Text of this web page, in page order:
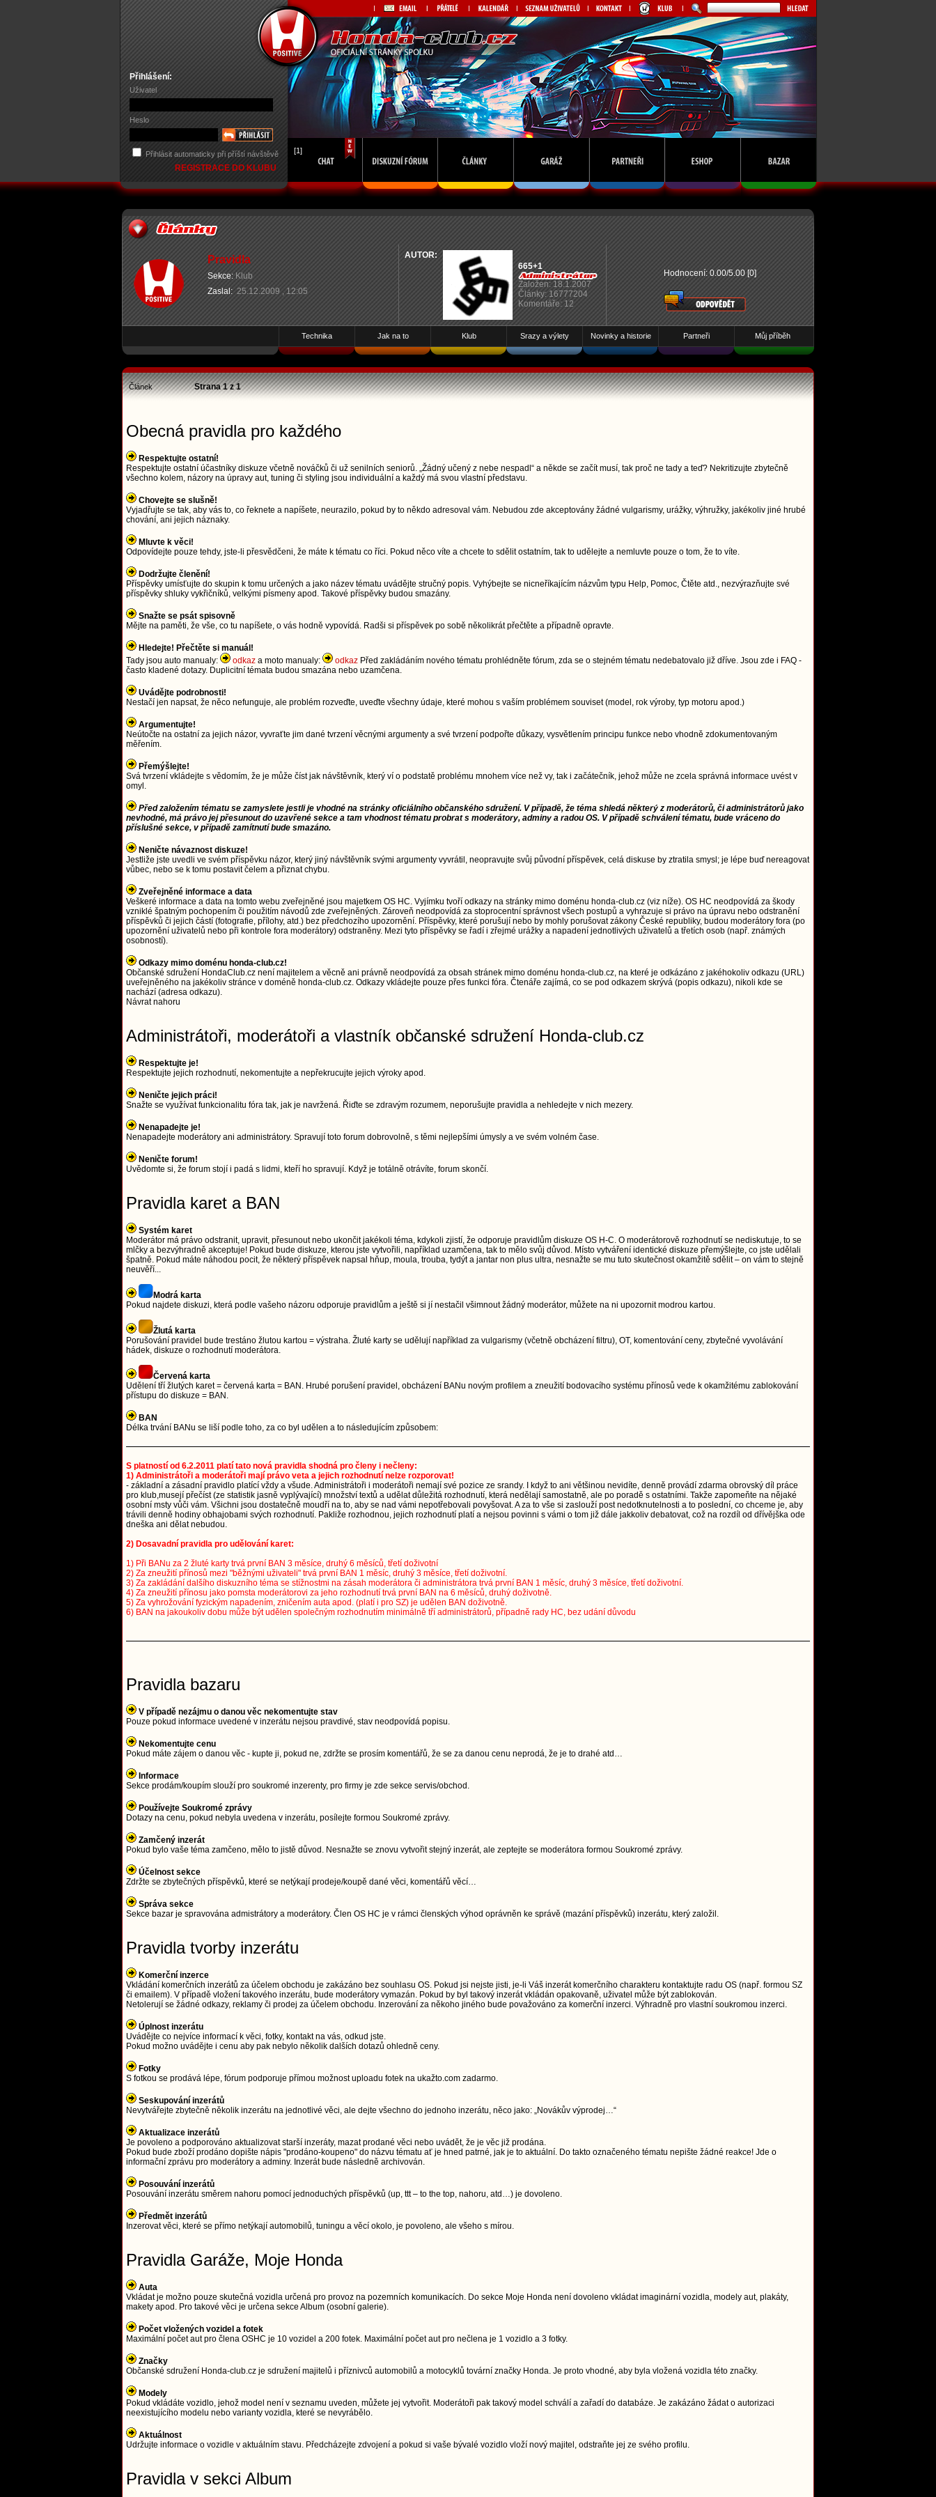
Přihlášení:
Uživatel
Heslo
Přihlásit automaticky při příští návštěvě
REGISTRACE DO KLUBU
[1]
Pravidla
Sekce: Klub
Zaslal: 25.12.2009 , 12:05
AUTOR:
665+1
Založen: 18.1.2007
Články: 16777204
Komentáře: 12
Hodnocení: 0.00/5.00 [0]
Technika Jak na to Klub Srazy a výlety Novinky a historie Partneři Můj příběh
Článek Strana1z1
Obecná pravidla pro každého
Respektujte ostatní!
Respektujte ostatní účastníky diskuze včetně nováčků či už senilních seniorů. „Žádný učený z nebe nespadl“ a někde se začít musí, tak proč ne tady a teď? Nekritizujte zbytečně
všechno kolem, názory na úpravy aut, tuning či styling jsou individuální a každý má svou vlastní představu.
Chovejte se slušně!
Vyjadřujte se tak, aby vás to, co řeknete a napíšete, neurazilo, pokud by to někdo adresoval vám. Nebudou zde akceptovány žádné vulgarismy, urážky, výhružky, jakékoliv jiné hrubé
chování, ani jejich náznaky.
Mluvte k věci!
Odpovídejte pouze tehdy, jste-li přesvědčeni, že máte k tématu co říci. Pokud něco víte a chcete to sdělit ostatním, tak to udělejte a nemluvte pouze o tom, že to víte.
Dodržujte členění!
Příspěvky umísťujte do skupin k tomu určených a jako název tématu uvádějte stručný popis. Vyhýbejte se nicneříkajícím názvům typu Help, Pomoc, Čtěte atd., nezvýrazňujte své
příspěvky shluky vykřičníků, velkými písmeny apod. Takové příspěvky budou smazány.
Snažte se psát spisovně
Mějte na paměti, že vše, co tu napíšete, o vás hodně vypovídá. Radši si příspěvek po sobě několikrát přečtěte a případně opravte.
Hledejte! Přečtěte si manuál!
Tady jsou auto manualy:
odkaz a moto manualy: odkaz Před zakládáním nového tématu prohlédněte fórum, zda se o stejném tématu nedebatovalo již dříve. Jsou zde i FAQ -
často kladené dotazy. Duplicitní témata budou smazána nebo uzamčena.
Uvádějte podrobnosti!
Nestačí jen napsat, že něco nefunguje, ale problém rozveďte, uveďte všechny údaje, které mohou s vaším problémem souviset (model, rok výroby, typ motoru apod.)
Argumentujte!
Neútočte na ostatní za jejich názor, vyvraťte jim dané tvrzení věcnými argumenty a své tvrzení podpořte důkazy, vysvětlením principu funkce nebo vhodně zdokumentovaným
měřením.
Přemýšlejte!
Svá tvrzení vkládejte s vědomím, že je může číst jak návštěvník, který ví o podstatě problému mnohem více než vy, tak i začátečník, jehož může ne zcela správná informace uvést v
omyl.
Před založením tématu se zamyslete jestli je vhodné na stránky oficiálního občanského sdružení. V případě, že téma shledá některý z moderátorů, či administrátorů jako
nevhodné, má právo jej přesunout do uzavřené sekce a tam vhodnost tématu probrat s moderátory, adminy a radou OS. V případě schválení tématu, bude vráceno do
příslušné sekce, v případě zamítnutí bude smazáno.
Neničte návaznost diskuze!
Jestliže jste uvedli ve svém příspěvku názor, který jiný návštěvník svými argumenty vyvrátil, neopravujte svůj původní příspěvek, celá diskuse by ztratila smysl; je lépe buď nereagovat
vůbec, nebo se k tomu postavit čelem a přiznat chybu.
Zveřejněné informace a data
Veškeré informace a data na tomto webu zveřejněné jsou majetkem OS HC. Vyjímku tvoří odkazy na stránky mimo doménu honda-club.cz (viz níže). OS HC neodpovídá za škody
vzniklé špatným pochopením či použitím návodů zde zveřejněných. Zároveň neodpovídá za stoprocentní správnost všech postupů a vyhrazuje si právo na úpravu nebo odstranění
příspěvků či jejich částí (fotografie, přílohy, atd.) bez předchozího upozornění. Příspěvky, které porušují nebo by mohly porušovat zákony České republiky, budou moderátory fora (po
upozornění uživatelů nebo při kontrole fora moderátory) odstraněny. Mezi tyto příspěvky se řadí i zřejmé urážky a napadení jednotlivých uživatelů a třetích osob (např. známých
osobností).
Odkazy mimo doménu honda-club.cz!
Občanské sdružení HondaClub.cz není majitelem a věcně ani právně neodpovídá za obsah stránek mimo doménu honda-club.cz, na které je odkázáno z jakéhokoliv odkazu (URL)
uveřejněného na jakékoliv stránce v doméně honda-club.cz. Odkazy vkládejte pouze přes funkci fóra. Čtenáře zajímá, co se pod odkazem skrývá (popis odkazu), nikoli kde se
nachází (adresa odkazu).
Návrat nahoru
Administrátoři, moderátoři a vlastník občanské sdružení Honda-club.cz
Respektujte je!
Respektujte jejich rozhodnutí, nekomentujte a nepřekrucujte jejich výroky apod.
Neničte jejich práci!
Snažte se využívat funkcionalitu fóra tak, jak je navržená. Řiďte se zdravým rozumem, neporušujte pravidla a nehledejte v nich mezery.
Nenapadejte je!
Nenapadejte moderátory ani administrátory. Spravují toto forum dobrovolně, s těmi nejlepšími úmysly a ve svém volném čase.
Neničte forum!
Uvědomte si, že forum stojí i padá s lidmi, kteří ho spravují. Když je totálně otrávíte, forum skončí.
Pravidla karet a BAN
Systém karet
Moderátor má právo odstranit, upravit, přesunout nebo ukončit jakékoli téma, kdykoli zjistí, že odporuje pravidlům diskuze OS H-C. O moderátorově rozhodnutí se nediskutuje, to se
mlčky a bezvýhradně akceptuje! Pokud bude diskuze, kterou jste vytvořili, například uzamčena, tak to mělo svůj důvod. Místo vytváření identické diskuze přemýšlejte, co jste udělali
špatně. Pokud máte náhodou pocit, že některý příspěvek napsal hňup, moula, trouba, tydýt a jantar non plus ultra, nesnažte se mu tuto skutečnost okamžitě sdělit – on vám to stejně
neuvěří...
Modrá karta
Pokud najdete diskuzi, která podle vašeho názoru odporuje pravidlům a ještě si jí nestačil všimnout žádný moderátor, můžete na ni upozornit modrou kartou.
Žlutá karta
Porušování pravidel bude trestáno žlutou kartou = výstraha. Žluté karty se udělují například za vulgarismy (včetně obcházení filtru), OT, komentování ceny, zbytečné vyvolávání
hádek, diskuze o rozhodnutí moderátora.
Červená karta
Udělení tří žlutých karet = červená karta = BAN. Hrubé porušení pravidel, obcházení BANu novým profilem a zneužití bodovacího systému přínosů vede k okamžitému zablokování
přístupu do diskuze = BAN.
BAN
Délka trvání BANu se liší podle toho, za co byl udělen a to následujícím způsobem:
S platností od 6.2.2011 platí tato nová pravidla shodná pro členy i nečleny:
1) Administrátoři a moderátoři mají právo veta a jejich rozhodnutí nelze rozporovat!
- základní a zásadní pravidlo platící vždy a všude. Administrátoři i moderátoři nemají své pozice ze srandy. I když to ani většinou nevidíte, denně provádí zdarma obrovský díl práce
pro klub,musejí přečíst (ze statistik jasně vyplývající) množství textů a udělat důležitá rozhodnutí, která nedělají samostatně, ale po poradě s ostatními. Takže zapomeňte na nějaké
osobní msty vůči vám. Všichni jsou dostatečně moudří na to, aby se nad vámi nepotřebovali povyšovat. A za to vše si zaslouží post nedotknutelnosti a to poslední, co chceme je, aby
trávili denně hodiny obhajobami svých rozhodnutí. Pakliže rozhodnou, jejich rozhodnutí platí a nejsou povinni s vámi o tom již dále jakkoliv debatovat, což na rozdíl od dřívějška ode
dneška ani dělat nebudou.
2) Dosavadní pravidla pro udělování karet:
1) Při BANu za 2 žluté karty trvá první BAN 3 měsíce, druhý 6 měsíců, třetí doživotní
2) Za zneužití přínosů mezi "běžnými uživateli" trvá první BAN 1 měsíc, druhý 3 měsíce, třetí doživotní.
3) Za zakládání dalšího diskuzního téma se stížnostmi na zásah moderátora či administrátora trvá první BAN 1 měsíc, druhý 3 měsíce, třetí doživotní.
4) Za zneužití přínosu jako pomsta moderátorovi za jeho rozhodnutí trvá první BAN na 6 měsíců, druhý doživotně.
5) Za vyhrožování fyzickým napadením, zničením auta apod. (platí i pro SZ) je udělen BAN doživotně.
6) BAN na jakoukoliv dobu může být udělen společným rozhodnutím minimálně tří administrátorů, případně rady HC, bez udání důvodu
Pravidla bazaru
V případě nezájmu o danou věc nekomentujte stav
Pouze pokud informace uvedené v inzerátu nejsou pravdivé, stav neodpovídá popisu.
Nekomentujte cenu
Pokud máte zájem o danou věc - kupte ji, pokud ne, zdržte se prosím komentářů, že se za danou cenu neprodá, že je to drahé atd…
Informace
Sekce prodám/koupím slouží pro soukromé inzerenty, pro firmy je zde sekce servis/obchod.
Používejte Soukromé zprávy
Dotazy na cenu, pokud nebyla uvedena v inzerátu, posílejte formou Soukromé zprávy.
Zamčený inzerát
Pokud bylo vaše téma zamčeno, mělo to jistě důvod. Nesnažte se znovu vytvořit stejný inzerát, ale zeptejte se moderátora formou Soukromé zprávy.
Účelnost sekce
Zdržte se zbytečných příspěvků, které se netýkají prodeje/koupě dané věci, komentářů věcí…
Správa sekce
Sekce bazar je spravována admistrátory a moderátory. Člen OS HC je v rámci členských výhod oprávněn ke správě (mazání příspěvků) inzerátu, který založil.
Pravidla tvorby inzerátu
Komerční inzerce
Vkládání komerčních inzerátů za účelem obchodu je zakázáno bez souhlasu OS. Pokud jsi nejste jisti, je-li Váš inzerát komerčního charakteru kontaktujte radu OS (např. formou SZ
či emailem). V případě vložení takového inzerátu, bude moderátory vymazán. Pokud by byl takový inzerát vkládán opakovaně, uživatel může být zablokován.
Netolerují se žádné odkazy, reklamy či prodej za účelem obchodu. Inzerování za někoho jiného bude považováno za komerční inzerci. Výhradně pro vlastní soukromou inzerci.
Úplnost inzerátu
Uvádějte co nejvíce informací k věci, fotky, kontakt na vás, odkud jste.
Pokud možno uvádějte i cenu aby pak nebylo několik dalších dotazů ohledně ceny.
Fotky
S fotkou se prodává lépe, fórum podporuje přímou možnost uploadu fotek na ukažto.com zadarmo.
Seskupování inzerátů
Nevytvářejte zbytečně několik inzerátu na jednotlivé věci, ale dejte všechno do jednoho inzerátu, něco jako: „Novákův výprodej…“
Aktualizace inzerátů
Je povoleno a podporováno aktualizovat starší inzeráty, mazat prodané věci nebo uvádět, že je věc již prodána.
Pokud bude zboží prodáno dopište nápis "prodáno-koupeno" do názvu tématu ať je hned patrné, jak je to aktuální. Do takto označeného tématu nepište žádné reakce! Jde o
informační zprávu pro moderátory a adminy. Inzerát bude následně archivován.
Posouvání inzerátů
Posouvání inzerátu směrem nahoru pomocí jednoduchých příspěvků (up, ttt – to the top, nahoru, atd…) je dovoleno.
Předmět inzerátů
Inzerovat věci, které se přímo netýkají automobilů, tuningu a věcí okolo, je povoleno, ale všeho s mírou.
Pravidla Garáže, Moje Honda
Auta
Vkládat je možno pouze skutečná vozidla určená pro provoz na pozemních komunikacích. Do sekce Moje Honda není dovoleno vkládat imaginární vozidla, modely aut, plakáty,
makety apod. Pro takové věci je určena sekce Album (osobní galerie).
Počet vložených vozidel a fotek
Maximální počet aut pro člena OSHC je 10 vozidel a 200 fotek. Maximální počet aut pro nečlena je 1 vozidlo a 3 fotky.
Značky
Občanské sdružení Honda-club.cz je sdružení majitelů i příznivců automobilů a motocyklů tovární značky Honda. Je proto vhodné, aby byla vložená vozidla této značky.
Modely
Pokud vkládáte vozidlo, jehož model není v seznamu uveden, můžete jej vytvořit. Moderátoři pak takový model schválí a zařadí do databáze. Je zakázáno žádat o autorizaci
neexistujícího modelu nebo varianty vozidla, které se nevyrábělo.
Aktuálnost
Udržujte informace o vozidle v aktuálním stavu. Předcházejte zdvojení a pokud si vaše bývalé vozidlo vloží nový majitel, odstraňte jej ze svého profilu.
Pravidla v sekci Album